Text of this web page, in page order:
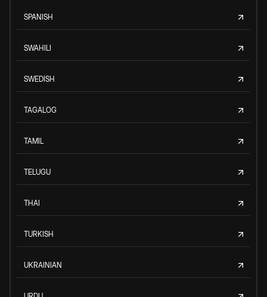
SPANISH
SWAHILI
SWEDISH
TAGALOG
TAMIL
TELUGU
THAI
TURKISH
UKRAINIAN